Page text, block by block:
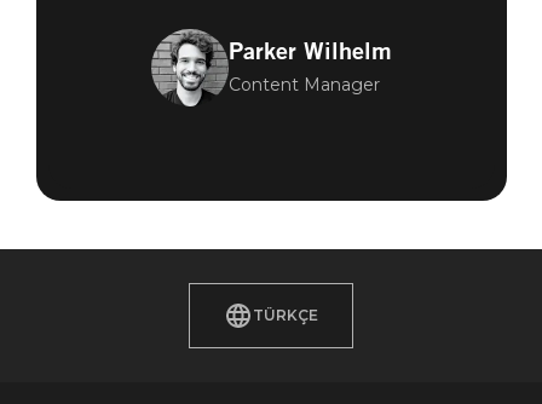
Parker Wilhelm
Content Manager
TÜRKÇE